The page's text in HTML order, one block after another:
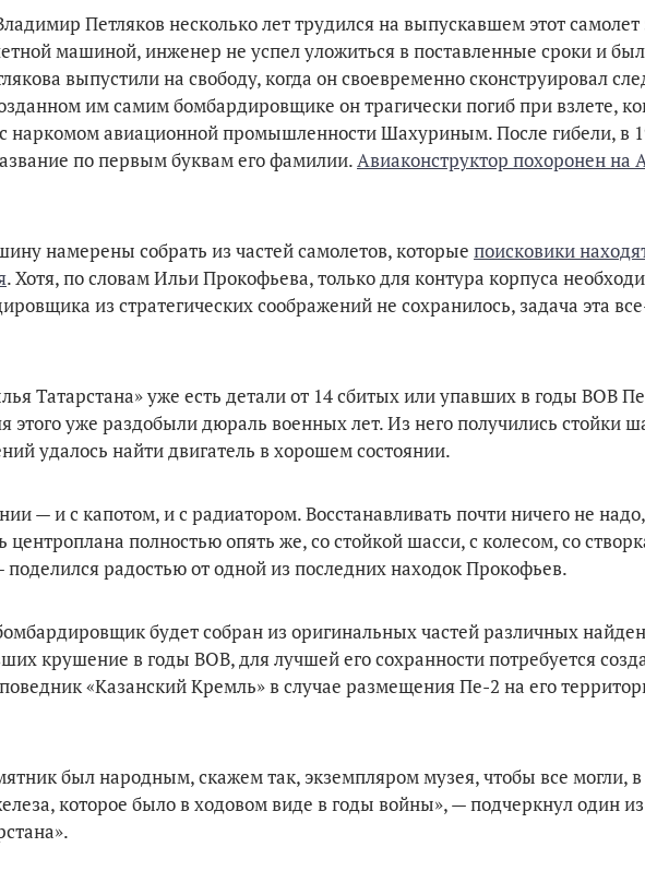
Петляков несколько лет трудился на выпускавшем этот самолет
машиной, инженер не успел уложиться в поставленные сроки и
выпустили на свободу, когда он своевременно сконструировал
им самим бомбардировщике он трагически погиб при взлете,
наркомом авиационной промышленности Шахуриным. После гибели, в
по первым буквам его фамилии.Авиаконструктор похоронен на
намерены собрать из частей самолетов, которые поисковики
. Хотя, по словам Ильи Прокофьева, только для контура корпуса
из стратегических соображений не сохранилось, задача эта
Татарстана» уже есть детали от 14 сбитых или упавших в годы ВОВ
этого уже раздобыли дюраль военных лет. Из него получились стойки
удалось найти двигатель в хорошем состоянии.
— и с капотом, и с радиатором. Восстанавливать почти ничего не
полностью опять же, со стойкой шасси, с колесом, со
радостью от одной из последних находок Прокофьев.
будет собран из оригинальных частей различных
крушение в годы ВОВ, для лучшей его сохранности потребуется
«Казанский Кремль» в случае размещения Пе-2 на его
был народным, скажем так, экземпляром музея, чтобы все могли, в
которое было в ходовом виде в годы войны», — подчеркнул один из